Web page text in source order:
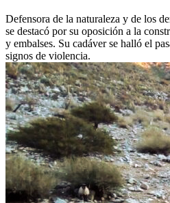
Defensora de la naturaleza y de los
se destacó por su oposición a la
y embalses. Su cadáver se halló el
signos de violencia.